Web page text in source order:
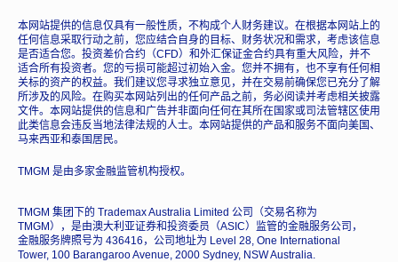
本网站提供的信息仅具有一般性质，不构成个人财务建议。在根据本网站上的
任何信息采取行动之前，您应结合自身的目标、财务状况和需求，考虑该信息
是否适合您。投资差价合约（CFD）和外汇保证金合约具有重大风险，并不
适合所有投资者。您的亏损可能超过初始入金。您并不拥有，也不享有任何相
关标的资产的权益。我们建议您寻求独立意见，并在交易前确保您已充分了解
所涉及的风险。在购买本网站列出的任何产品之前，务必阅读并考虑相关披露
文件。本网站提供的信息和广告并非面向任何在其所在国家或司法管辖区使用
此类信息会违反当地法律法规的人士。本网站提供的产品和服务不面向美国、
马来西亚和泰国居民。
TMGM 是由多家金融监管机构授权。
TMGM 集团下的 Trademax Australia Limited 公司（交易名称为
TMGM），是由澳大利亚证券和投资委员（ASIC）监管的金融服务公司，
金融服务牌照号为 436416，公司地址为 Level 28, One International
Tower, 100 Barangaroo Avenue, 2000 Sydney, NSW Australia.